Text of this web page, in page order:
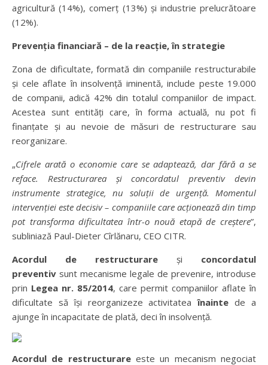
agricultură (14%), comerț (13%) și industrie prelucrătoare
(12%).
Prevenția financiară – de la reacție, în strategie
Zona de dificultate, formată din companiile restructurabile
și cele aflate în insolvență iminentă, include peste 19.000
de companii, adică 42% din totalul companiilor de impact.
Acestea sunt entități care, în forma actuală, nu pot fi
finanțate și au nevoie de măsuri de restructurare sau
reorganizare.
„Cifrele arată o economie care se adaptează, dar fără a se
reface. Restructurarea și concordatul preventiv devin
instrumente strategice, nu soluții de urgență. Momentul
intervenției este decisiv – companiile care acționează din timp
pot transforma dificultatea într-o nouă etapă de creștere”,
subliniază Paul-Dieter Cîrlănaru, CEO CITR.
Acordul de restructurare și concordatul
preventiv sunt mecanisme legale de prevenire, introduse
prin Legea nr. 85/2014, care permit companiilor aflate în
dificultate să își reorganizeze activitateaînainte de a
ajunge în incapacitate de plată, deci în insolvență.
Acordul de restructurareeste un mecanism negociat